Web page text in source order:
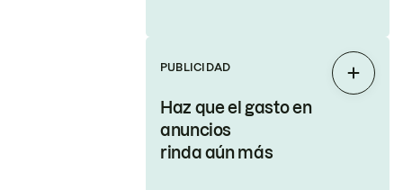
PUBLICIDAD
Haz que el gasto en
anuncios
rinda aún más